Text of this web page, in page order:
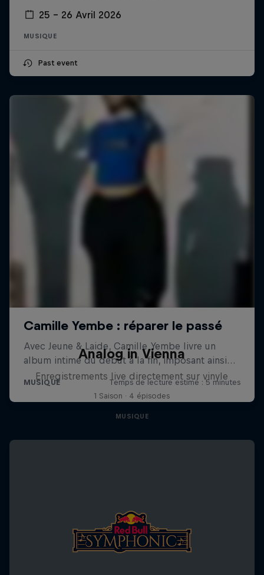
25 – 26 Avril 2026
MUSIQUE
Past event
Analog in Vienna
Enregistrements live directement sur vinyle
1 Saison · 4 épisodes
MUSIQUE